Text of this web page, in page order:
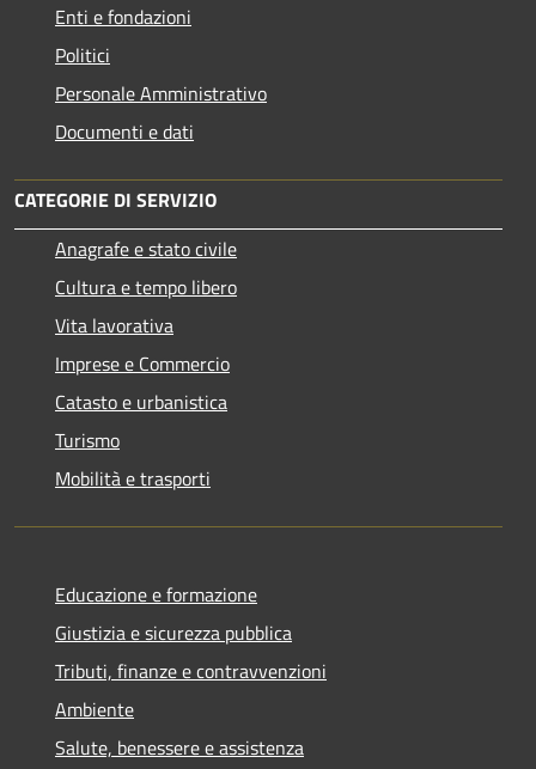
Enti e fondazioni
Politici
Personale Amministrativo
Documenti e dati
CATEGORIE DI SERVIZIO
Anagrafe e stato civile
Cultura e tempo libero
Vita lavorativa
Imprese e Commercio
Catasto e urbanistica
Turismo
Mobilità e trasporti
Educazione e formazione
Giustizia e sicurezza pubblica
Tributi, finanze e contravvenzioni
Ambiente
Salute, benessere e assistenza